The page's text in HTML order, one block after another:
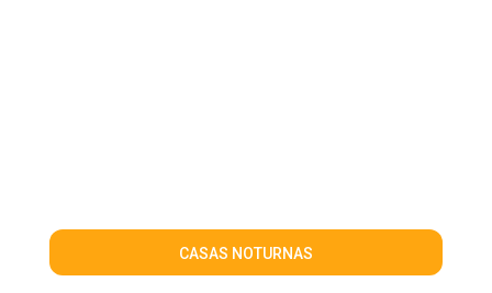
CASAS NOTURNAS